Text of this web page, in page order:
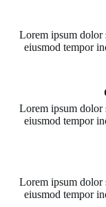
Lorem ipsum dolor
eiusmod tempor
Lorem ipsum dolor
eiusmod tempor
Lorem ipsum dolor
eiusmod tempor